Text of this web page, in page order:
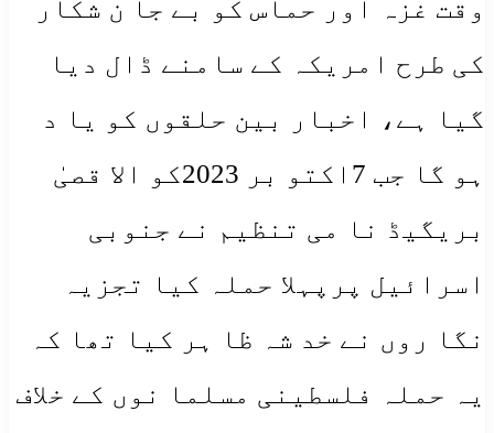
وقت غزہ اور حماس کو بے جا ن شکار
کی طرح امریکہ کے سامنے ڈال دیا
گیا ہے، اخبار بین حلقوں کو یا د
ہو گا جب 7اکتو بر 2023کو الا قصیٰ
بریگیڈ نا می تنظیم نے جنوبی
اسرائیل پرپہلا حملہ کیا تجزیہ
نگا روں نے خد شہ ظا ہر کیا تھا کہ
یہ حملہ فلسطینی مسلما نوں کے خلاف